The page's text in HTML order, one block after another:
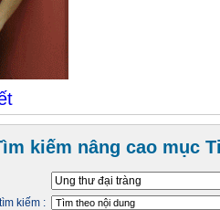
kiếm nâng cao mục
kiếm :